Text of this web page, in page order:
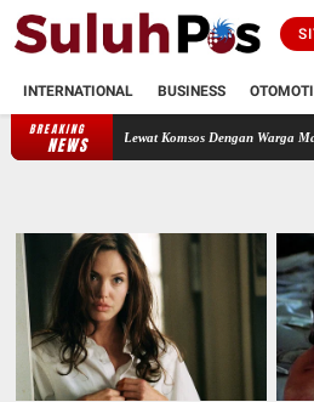
INTERNATIONAL BUSINESS
BREAKING
NEWS
Lewat Komsos Dengan Warga Masyarakat